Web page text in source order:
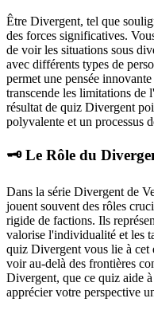
Être Divergent, tel que
des forces significatives.
de voir les situations sous
avec différents types de
permet une pensée
transcende les limitations de
résultat de quiz Divergent
polyvalente et un processus
🗝️ Le Rôle du
Dans la série Divergent de
jouent souvent des rôles
rigide de factions. Ils
valorise l'individualité et les
quiz Divergent vous lie à cet
voir au-delà des frontières
Divergent, que ce quiz aide
apprécier votre perspective